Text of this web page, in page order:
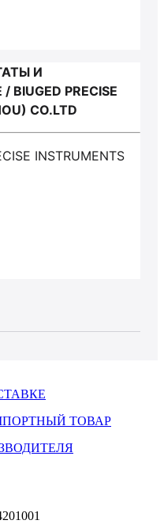
И
PRECISE
CO.LTD
INSTRUMENTS
ТОВАР